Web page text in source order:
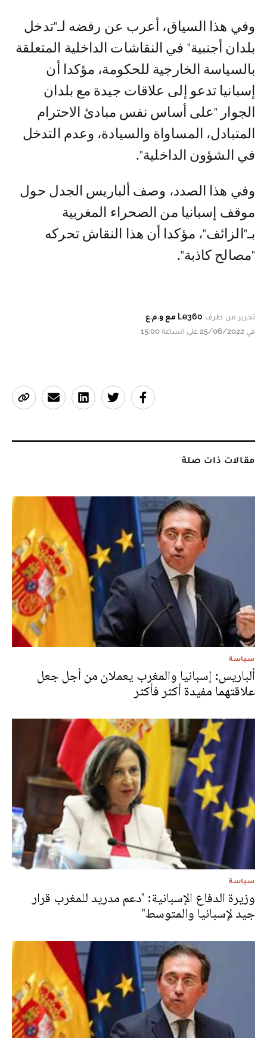
وفي هذا السياق، أعرب عن رفضه لـ"تدخل
بلدان أجنبية" في النقاشات الداخلية المتعلقة
بالسياسة الخارجية للحكومة، مؤكدا أن
إسبانيا تدعو إلى علاقات جيدة مع بلدان
الجوار "على أساس نفس مبادئ الاحترام
المتبادل، المساواة والسيادة، وعدم التدخل
في الشؤون الداخلية".
وفي هذا الصدد، وصف ألباريس الجدل حول
موقف إسبانيا من الصحراء المغربية
بـ"الزائف"، مؤكدا أن هذا النقاش تحركه
"مصالح كاذبة".
تحرير من طرف Le360 مع و.م.ع
في 25/06/2022 على الساعة 15:00
مقالات ذات صلة
سياسة
ألباريس: إسبانيا والمغرب يعملان من أجل جعل
علاقتهما مفيدة أكثر فأكثر
سياسة
وزيرة الدفاع الإسبانية: "دعم مدريد للمغرب قرار
جيد لإسبانيا والمتوسط"